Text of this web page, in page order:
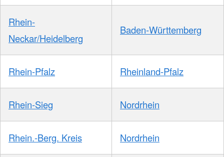
Rhein-
Neckar/Heidelberg
Baden-Württemberg
Rhein-Pfalz Rheinland-Pfalz
Rhein-Sieg Nordrhein
Rhein.-Berg. Kreis Nordrhein